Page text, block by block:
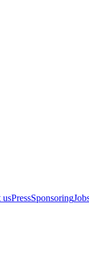
usPressSponsoring